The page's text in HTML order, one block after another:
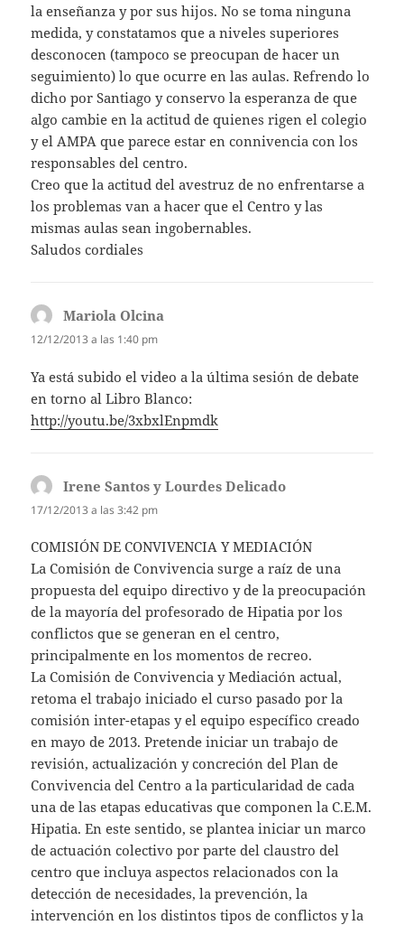
la enseñanza y por sus hijos. No se toma ninguna
medida, y constatamos que a niveles superiores
desconocen (tampoco se preocupan de hacer un
seguimiento) lo que ocurre en las aulas. Refrendo lo
dicho por Santiago y conservo la esperanza de que
algo cambie en la actitud de quienes rigen el colegio
y el AMPA que parece estar en connivencia con los
responsables del centro.
Creo que la actitud del avestruz de no enfrentarse a
los problemas van a hacer que el Centro y las
mismas aulas sean ingobernables.
Saludos cordiales
Mariola Olcina
12/12/2013 a las 1:40 pm
Ya está subido el video a la última sesión de debate
en torno al Libro Blanco:
http://youtu.be/3xbxlEnpmdk
Irene Santos y Lourdes Delicado
17/12/2013 a las 3:42 pm
COMISIÓN DE CONVIVENCIA Y MEDIACIÓN
La Comisión de Convivencia surge a raíz de una
propuesta del equipo directivo y de la preocupación
de la mayoría del profesorado de Hipatia por los
conflictos que se generan en el centro,
principalmente en los momentos de recreo.
La Comisión de Convivencia y Mediación actual,
retoma el trabajo iniciado el curso pasado por la
comisión inter-etapas y el equipo específico creado
en mayo de 2013. Pretende iniciar un trabajo de
revisión, actualización y concreción del Plan de
Convivencia del Centro a la particularidad de cada
una de las etapas educativas que componen la C.E.M.
Hipatia. En este sentido, se plantea iniciar un marco
de actuación colectivo por parte del claustro del
centro que incluya aspectos relacionados con la
detección de necesidades, la prevención, la
intervención en los distintos tipos de conflictos y la